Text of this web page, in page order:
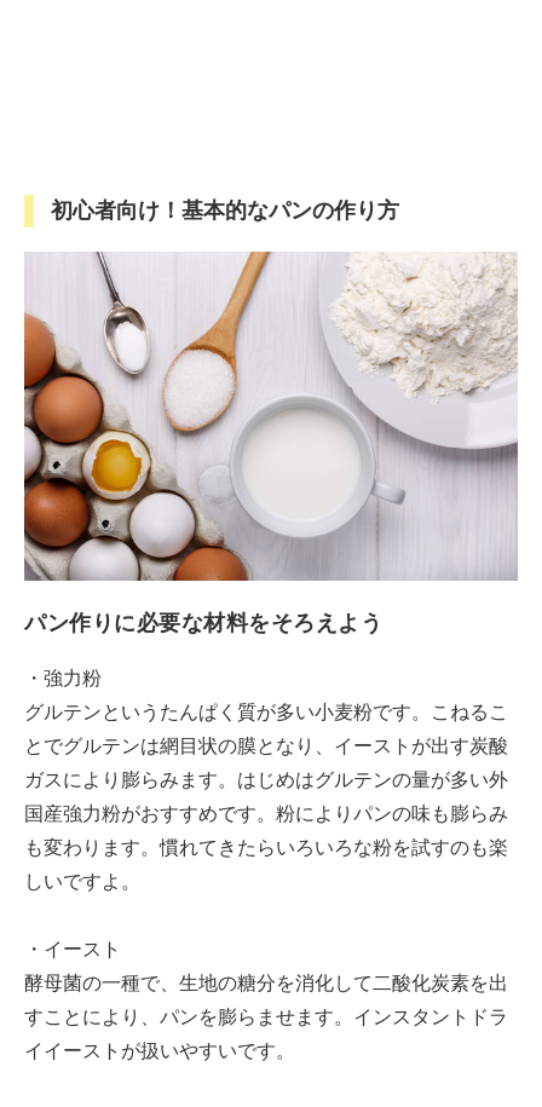
初心者向け！基本的なパンの作り方
パン作りに必要な材料をそろえよう
・強力粉
グルテンというたんぱく質が多い小麦粉です。こねるこ
とでグルテンは網目状の膜となり、イーストが出す炭酸
ガスにより膨らみます。はじめはグルテンの量が多い外
国産強力粉がおすすめです。粉によりパンの味も膨らみ
も変わります。慣れてきたらいろいろな粉を試すのも楽
しいですよ。
・イースト
酵母菌の一種で、生地の糖分を消化して二酸化炭素を出
すことにより、パンを膨らませます。インスタントドラ
イイーストが扱いやすいです。